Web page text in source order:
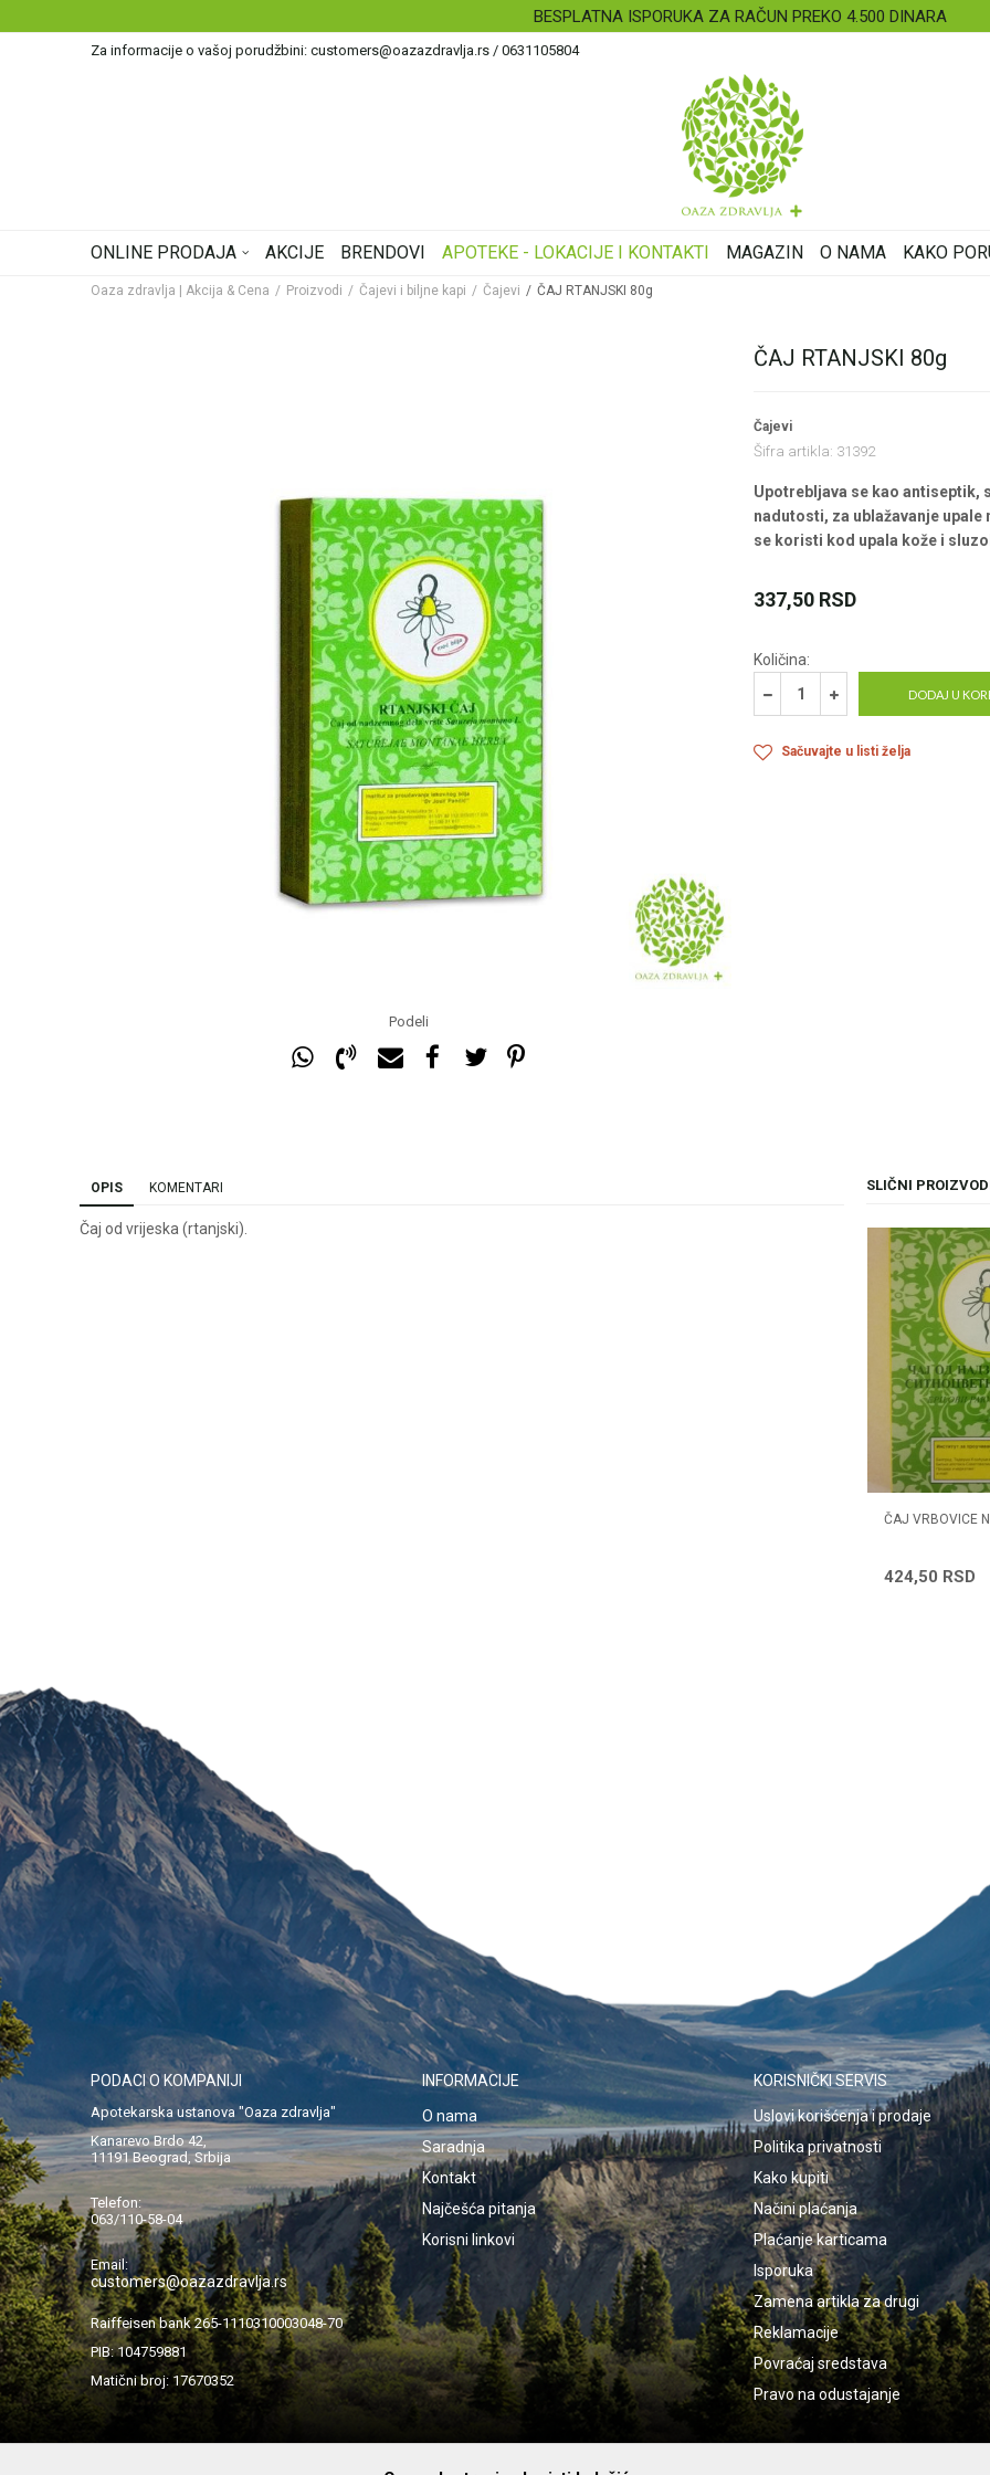
BESPLATNA ISPORUKA ZA RAČUN PREKO 4.500 DINARA
Za informacije o vašoj porudžbini: customers@oazazdravlja.rs / 0631105804
ONLINE PRODAJA AKCIJE BRENDOVI APOTEKE - LOKACIJE I KONTAKTI MAGAZIN O NAMA KAKO
Oaza zdravlja | Akcija & Cena Proizvodi Čajevi i biljne kapi Čajevi ČAJ RTANJSKI 80g
Podeli
ČAJ RTANJSKI 80g
Čajevi
Šifra artikla: 31392
Upotrebljava se kao antiseptik,
nadutosti, za ublažavanje
se koristi kod upala kože i
337,50 RSD
Količina:
DODAJ U
Sačuvajte u listi želja
OPIS KOMENTARI
Čaj od vrijeska (rtanjski).
SLIČNI
ČAJ VRBOVICE
424,50 RSD
PODACI O KOMPANIJI
Apotekarska ustanova "Oaza zdravlja"
Kanarevo Brdo 42,
11191 Beograd, Srbija
Telefon:
063/110-58-04
Email:
customers@oazazdravlja.rs
Raiffeisen bank 265-1110310003048-70
PIB: 104759881
Matični broj: 17670352
INFORMACIJE
O nama
Saradnja
Kontakt
Najčešća pitanja
Korisni linkovi
KORISNIČKI SERVIS
Uslovi korišćenja i prodaje
Politika privatnosti
Kako kupiti
Načini plaćanja
Plaćanje karticama
Isporuka
Zamena artikla za drugi
Reklamacije
Povraćaj sredstava
Pravo na odustajanje